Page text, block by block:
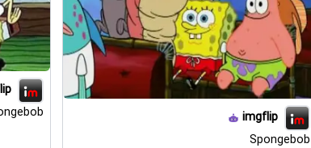
imgflip
Spongebob